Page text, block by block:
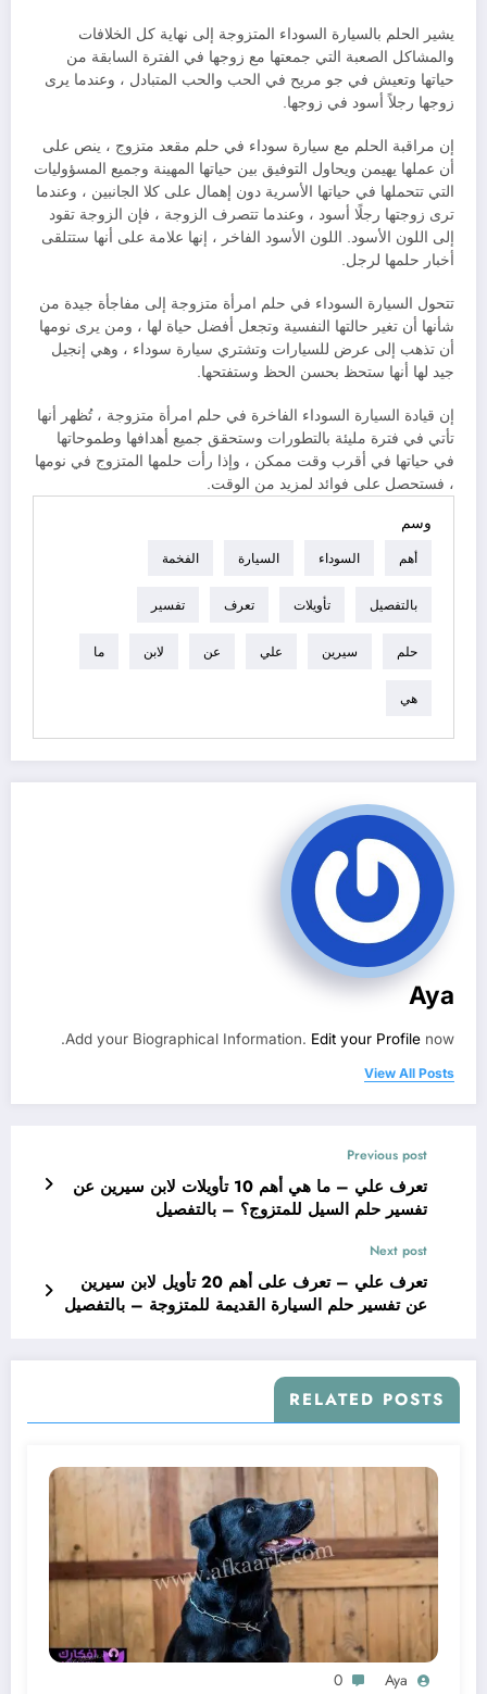
يشير الحلم بالسيارة السوداء المتزوجة إلى نهاية كل الخلافات
والمشاكل الصعبة التي جمعتها مع زوجها في الفترة السابقة من
حياتها وتعيش في جو مريح في الحب والحب المتبادل ، وعندما يرى
زوجها رجلاً أسود في زوجها.
إن مراقبة الحلم مع سيارة سوداء في حلم مقعد متزوج ، ينص على
أن عملها يهيمن ويحاول التوفيق بين حياتها المهينة وجميع المسؤوليات
التي تتحملها في حياتها الأسرية دون إهمال على كلا الجانبين ، وعندما
ترى زوجتها رجلًا أسود ، وعندما تتصرف الزوجة ، فإن الزوجة تقود
إلى اللون الأسود. اللون الأسود الفاخر ، إنها علامة على أنها ستتلقى
أخبار حلمها لرجل.
تتحول السيارة السوداء في حلم امرأة متزوجة إلى مفاجأة جيدة من
شأنها أن تغير حالتها النفسية وتجعل أفضل حياة لها ، ومن يرى نومها
أن تذهب إلى عرض للسيارات وتشتري سيارة سوداء ، وهي إنجيل
جيد لها أنها ستحظ بحسن الحظ وستفتحها.
إن قيادة السيارة السوداء الفاخرة في حلم امرأة متزوجة ، تُظهر أنها
تأتي في فترة مليئة بالتطورات وستحقق جميع أهدافها وطموحاتها
في حياتها في أقرب وقت ممكن ، وإذا رأت حلمها المتزوج في نومها
، فستحصل على فوائد لمزيد من الوقت.
وسم
أهم السوداء السيارة الفخمة
بالتفصيل تأويلات تعرف تفسير
حلم سيرين علي عن لابن ما
هي
Aya
Add your Biographical Information. Edit your Profile now.
View All Posts
Previous post
تعرف علي – ما هي أهم 10 تأويلات لابن سيرين عن
تفسير حلم السيل للمتزوج؟ – بالتفصيل
Next post
تعرف علي – تعرف على أهم 20 تأويل لابن سيرين
عن تفسير حلم السيارة القديمة للمتزوجة – بالتفصيل
RELATED POSTS
Aya
0